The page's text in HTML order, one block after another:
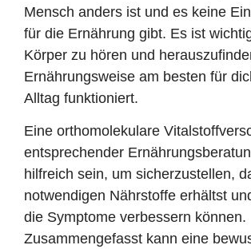
Mensch anders ist und es keine
für die Ernährung gibt. Es ist
Körper zu hören und
Ernährungsweise am besten für
Alltag funktioniert.
Eine orthomolekulare
entsprechender
hilfreich sein, um sicherzustellen,
notwendigen Nährstoffe erhältst
die Symptome verbessern können.
Zusammengefasst kann eine